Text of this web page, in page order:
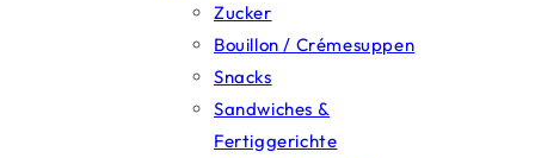
Zucker
Bouillon / Crémesuppen
Snacks
Sandwiches &
Fertiggerichte